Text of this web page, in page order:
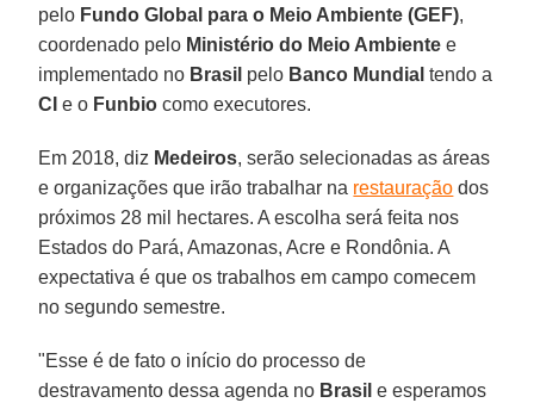
pelo Fundo Global para o Meio Ambiente (GEF),
coordenado pelo Ministério do Meio Ambiente e
implementado no Brasil pelo Banco Mundial tendo a
CI e o Funbio como executores.
Em 2018, diz Medeiros, serão selecionadas as áreas
e organizações que irão trabalhar na restauração dos
próximos 28 mil hectares. A escolha será feita nos
Estados do Pará, Amazonas, Acre e Rondônia. A
expectativa é que os trabalhos em campo comecem
no segundo semestre.
"Esse é de fato o início do processo de
destravamento dessa agenda no Brasil e esperamos